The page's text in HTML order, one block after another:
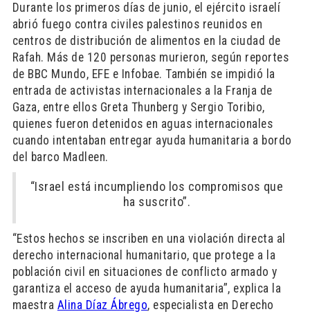
Durante los primeros días de junio, el ejército israelí
abrió fuego contra civiles palestinos reunidos en
centros de distribución de alimentos en la ciudad de
Rafah. Más de 120 personas murieron, según reportes
de BBC Mundo, EFE e Infobae. También se impidió la
entrada de activistas internacionales a la Franja de
Gaza, entre ellos Greta Thunberg y Sergio Toribio,
quienes fueron detenidos en aguas internacionales
cuando intentaban entregar ayuda humanitaria a bordo
del barco Madleen.
“Israel está incumpliendo los compromisos que
ha suscrito”.
“Estos hechos se inscriben en una violación directa al
derecho internacional humanitario, que protege a la
población civil en situaciones de conflicto armado y
garantiza el acceso de ayuda humanitaria”, explica la
maestra Alina Díaz Ábrego, especialista en Derecho